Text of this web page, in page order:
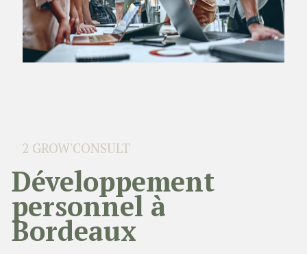
2 GROW'CONSULT
développement
personnel à
Bordeaux